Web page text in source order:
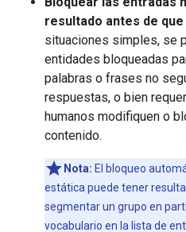
resultado antes de
situaciones simples, se
entidades bloqueadas
palabras o frases no
respuestas, o bien
humanos modifiquen o
contenido.
Nota: El bloqueo
estática puede tener
segmentar un grupo en
vocabulario en la lista de